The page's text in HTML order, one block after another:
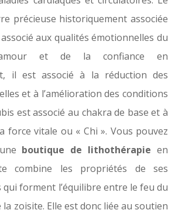
précieuse historiquement associée
aux qualités émotionnelles du
et de la confiance en
il est associé à la réduction des
et à l’amélioration des conditions
est associé au chakra de base et à
force vitale ou « Chi ». Vous pouvez
boutique de lithothérapie en
combine les propriétés de ses
forment l’équilibre entre le feu du
zoisite. Elle est donc liée au soutien